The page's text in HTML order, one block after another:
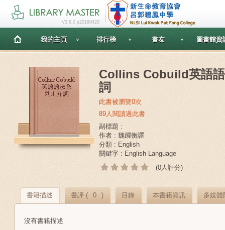
V3.6.0 p20160420
我的主頁 排行榜 書友 圖書館資
Collins Cobuild英語
詞
此書被瀏覽0次
89人閱讀過此書
副標題 :
作者 : 魏躍衡譯
分類 : English
關鍵字 : English Language
(0人評分)
書籍描述 書評 ( 0 ) 目錄 本書籍資訊 多媒體
沒有書籍描述